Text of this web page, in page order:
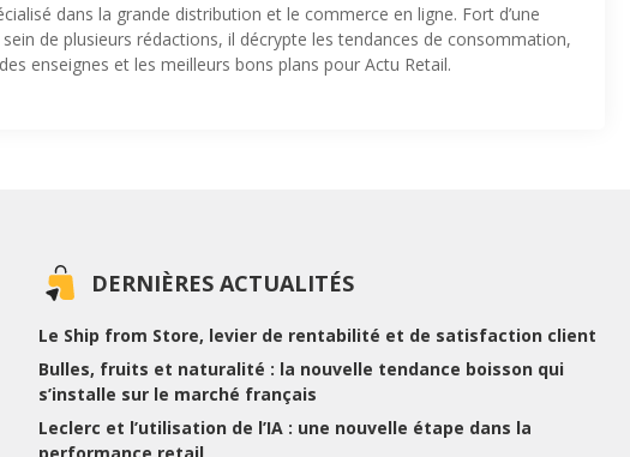
dans la grande distribution et le commerce en ligne. Fort d’une
de plusieurs rédactions, il décrypte les tendances de consommation,
enseignes et les meilleurs bons plans pour Actu Retail.
DERNIÈRES ACTUALITÉS
Le Ship from Store, levier de rentabilité et de satisfaction client
Bulles, fruits et naturalité : la nouvelle tendance boisson qui
s’installe sur le marché français
Leclerc et l’utilisation de l’IA : une nouvelle étape dans la